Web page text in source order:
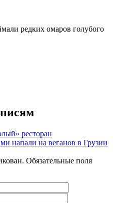
редких омаров голубого
ресторан
напали на веганов в Грузии
Обязательные поля